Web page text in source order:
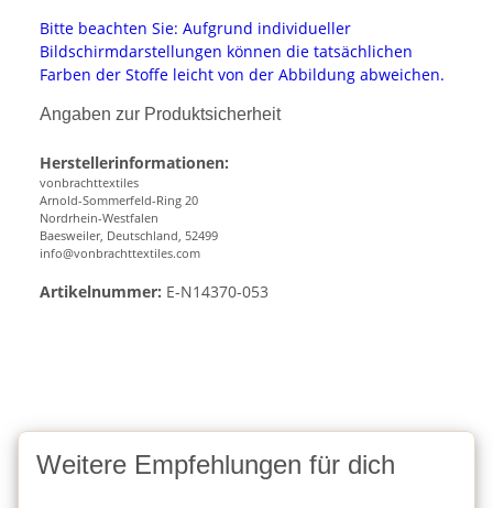
Bitte beachten Sie: Aufgrund individueller
Bildschirmdarstellungen können die tatsächlichen
Farben der Stoffe leicht von der Abbildung abweichen.
Angaben zur Produktsicherheit
Herstellerinformationen:
vonbrachttextiles
Arnold-Sommerfeld-Ring 20
Nordrhein-Westfalen
Baesweiler, Deutschland, 52499
info@vonbrachttextiles.com
Artikelnummer: E-N14370-053
Weitere Empfehlungen für dich